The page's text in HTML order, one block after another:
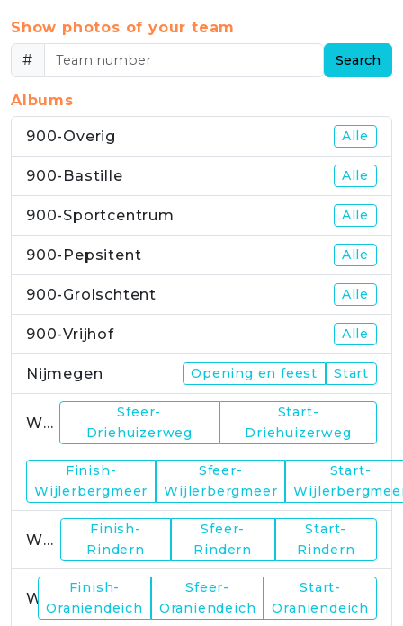
Show photos of your team
#
Search
Albums
900-Overig Alle
900-Bastille Alle
900-Sportcentrum Alle
900-Pepsitent Alle
900-Grolschtent Alle
900-Vrijhof Alle
Nijmegen Opening en feest Start
WP1
Sfeer-
Driehuizerweg
Start-
Driehuizerweg
Finish-
Wijlerbergmeer
Sfeer-
Wijlerbergmeer
Start-
WP4
Finish-
Rindern
Sfeer-
Rindern
Start-
Rindern
Finish-
Oraniendeich
Sfeer-
Oraniendeich
Start-
Oraniendeich